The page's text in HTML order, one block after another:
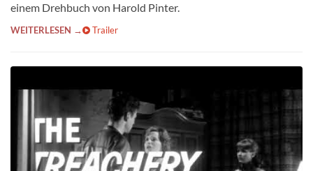
einem Drehbuch von Harold Pinter.
WEITERLESEN → Trailer